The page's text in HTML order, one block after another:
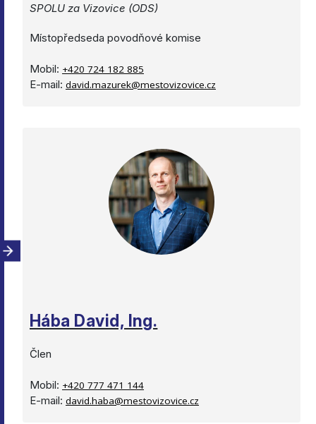
SPOLU za Vizovice (ODS)
Místopředseda povodňové komise
Mobil: +420 724 182 885
E-mail: david.mazurek@mestovizovice.cz
Hába David, Ing.
Člen
Mobil: +420 777 471 144
E-mail: david.haba@mestovizovice.cz